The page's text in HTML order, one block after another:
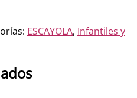
ESCAYOLA, Infantiles y